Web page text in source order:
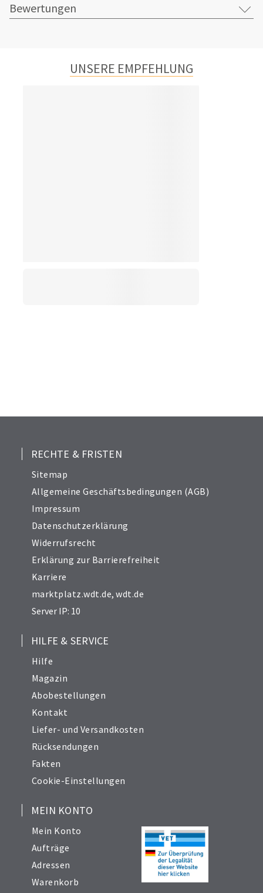
Bewertungen
UNSERE EMPFEHLUNG
RECHTE & FRISTEN
Sitemap
Allgemeine Geschäftsbedingungen (AGB)
Impressum
Datenschutzerklärung
Widerrufsrecht
Erklärung zur Barrierefreiheit
Karriere
marktplatz.wdt.de,wdt.de
Server IP: 10
HILFE & SERVICE
Hilfe
Magazin
Abobestellungen
Kontakt
Liefer- und Versandkosten
Rücksendungen
Fakten
Cookie-Einstellungen
MEIN KONTO
Mein Konto
Aufträge
Adressen
Warenkorb